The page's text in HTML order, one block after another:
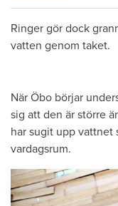
Ringer gör dock
vatten genom taket.
När Öbo börjar
sig att den är större
har sugit upp vattnet
vardagsrum.